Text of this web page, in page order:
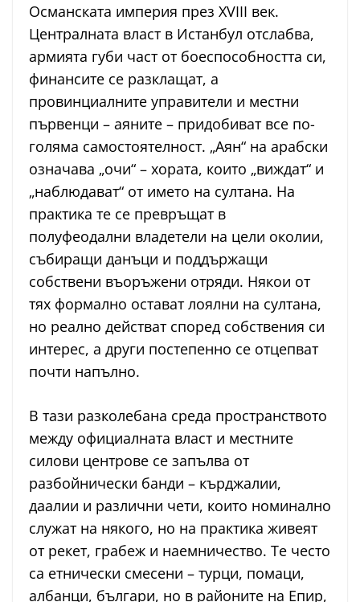
Османската империя през XVIII век.
Централната власт в Истанбул отслабва,
армията губи част от боеспособността си,
финансите се разклащат, а
провинциалните управители и местни
първенци – аяните – придобиват все по-
голяма самостоятелност. „Аян“ на арабски
означава „очи“ – хората, които „виждат“ и
„наблюдават“ от името на султана. На
практика те се превръщат в
полуфеодални владетели на цели околии,
събиращи данъци и поддържащи
собствени въоръжени отряди. Някои от
тях формално остават лоялни на султана,
но реално действат според собствения си
интерес, а други постепенно се отцепват
почти напълно.
В тази разколебана среда пространството
между официалната власт и местните
силови центрове се запълва от
разбойнически банди – кърджалии,
даалии и различни чети, които номинално
служат на някого, но на практика живеят
от рекет, грабеж и наемничество. Те често
са етнически смесени – турци, помаци,
албанци, българи, но в районите на Епир,